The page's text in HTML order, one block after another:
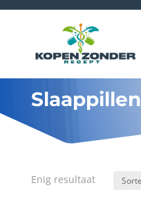
Slaappillen
Enig resultaat